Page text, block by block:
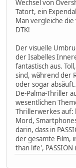
Wechsel von
Tatort, ein
Man vergleiche
DTK!
Der visuelle
der Isabelles
fantastisch aus.
sind, während der
oder sogar
De-Palma-Thriller
wesentlichen
Thrillerwerkes auf:
Mord,
darin, dass in
der gesamte Film,
than life',